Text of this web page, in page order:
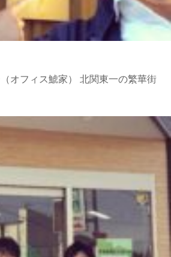
オフィス鯱家） 北関東一の繁華街